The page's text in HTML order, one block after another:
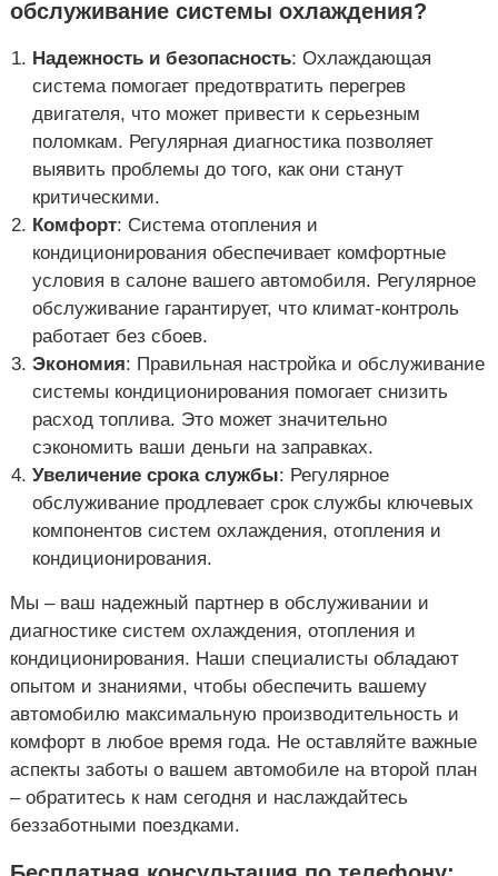
обслуживание системы охлаждения?
Надежность и безопасность: Охлаждающая
система помогает предотвратить перегрев
двигателя, что может привести к серьезным
поломкам. Регулярная диагностика позволяет
выявить проблемы до того, как они станут
критическими.
Комфорт: Система отопления и
кондиционирования обеспечивает комфортные
условия в салоне вашего автомобиля. Регулярное
обслуживание гарантирует, что климат-контроль
работает без сбоев.
Экономия: Правильная настройка и обслуживание
системы кондиционирования помогает снизить
расход топлива. Это может значительно
сэкономить ваши деньги на заправках.
Увеличение срока службы: Регулярное
обслуживание продлевает срок службы ключевых
компонентов систем охлаждения, отопления и
кондиционирования.
Мы – ваш надежный партнер в обслуживании и
диагностике систем охлаждения, отопления и
кондиционирования. Наши специалисты обладают
опытом и знаниями, чтобы обеспечить вашему
автомобилю максимальную производительность и
комфорт в любое время года. Не оставляйте важные
аспекты заботы о вашем автомобиле на второй план
– обратитесь к нам сегодня и наслаждайтесь
беззаботными поездками.